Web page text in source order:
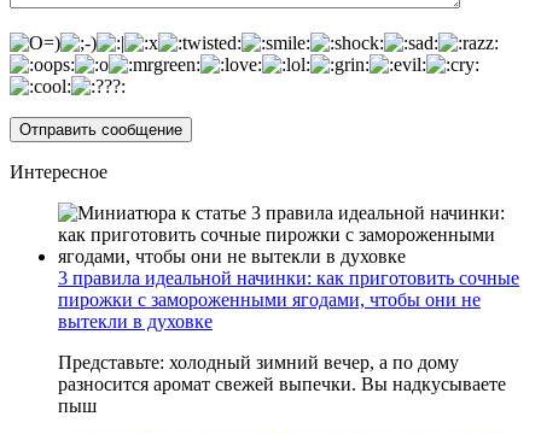
Интересное
3 правила идеальной начинки: как приготовить сочные
пирожки с замороженными ягодами, чтобы они не
вытекли в духовке
Представьте: холодный зимний вечер, а по дому
разносится аромат свежей выпечки. Вы надкусываете
пыш